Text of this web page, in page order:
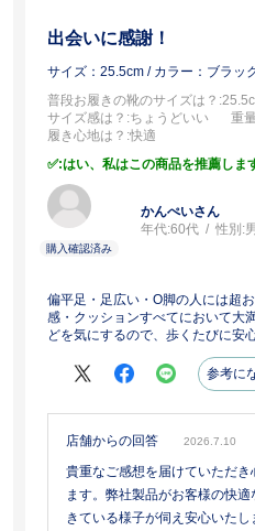
出会いに感謝！
サイズ：25.5cm / カラー：ブラッ
普段お履きの靴のサイズは？
サイズ感は？ :ちょうどいい 重
履き心地は？ :快適
:はい、私はこの商品を推薦しま
かんぺいさん
年代:60代 性別:
偏平足・足広い・O脚の人には超
感・クッションすべてにおいて大
どを気にするので、歩くたびに安
参考に
店舗からの回答 2026.7.10
貴重なご感想を届けていただ
ます。弊社製品がお客様の快
きている様子が伺え安心いた